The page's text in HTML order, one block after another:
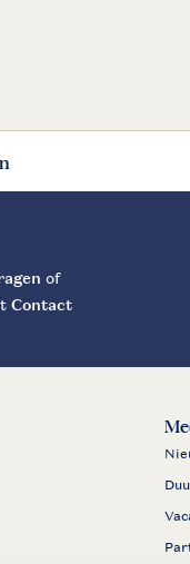
of
Contact